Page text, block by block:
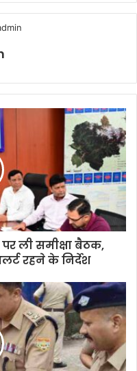
ली समीक्षा बैठक,
रहने के निर्देश